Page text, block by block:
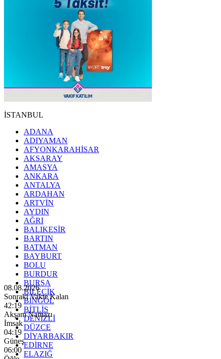
İSTANBUL
ADANA
ADIYAMAN
AFYONKARAHİSAR
AKSARAY
AMASYA
ANKARA
ANTALYA
ARDAHAN
ARTVİN
AYDIN
AĞRI
BALIKESİR
BARTIN
BATMAN
BAYBURT
BOLU
BURDUR
BURSA
BİLECİK
BİNGÖL
BİTLİS
DENİZLİ
DÜZCE
DİYARBAKIR
EDİRNE
ELAZIĞ
08.08.2026
Sonraki Vakte Kalan
42:18
Akşam Namazı
İmsak
04:19
Güneş
06:00